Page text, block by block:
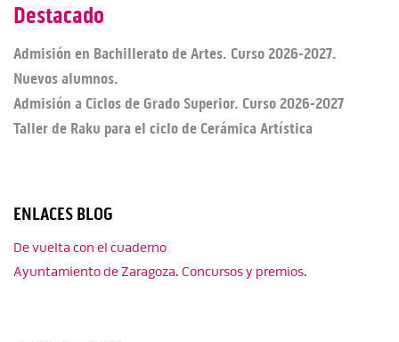
Destacado
Admisión en Bachillerato de Artes. Curso 2026-2027.
Nuevos alumnos.
Admisión a Ciclos de Grado Superior. Curso 2026-2027
Taller de Raku para el ciclo de Cerámica Artística
ENLACES BLOG
De vuelta con el cuaderno
Ayuntamiento de Zaragoza. Concursos y premios.